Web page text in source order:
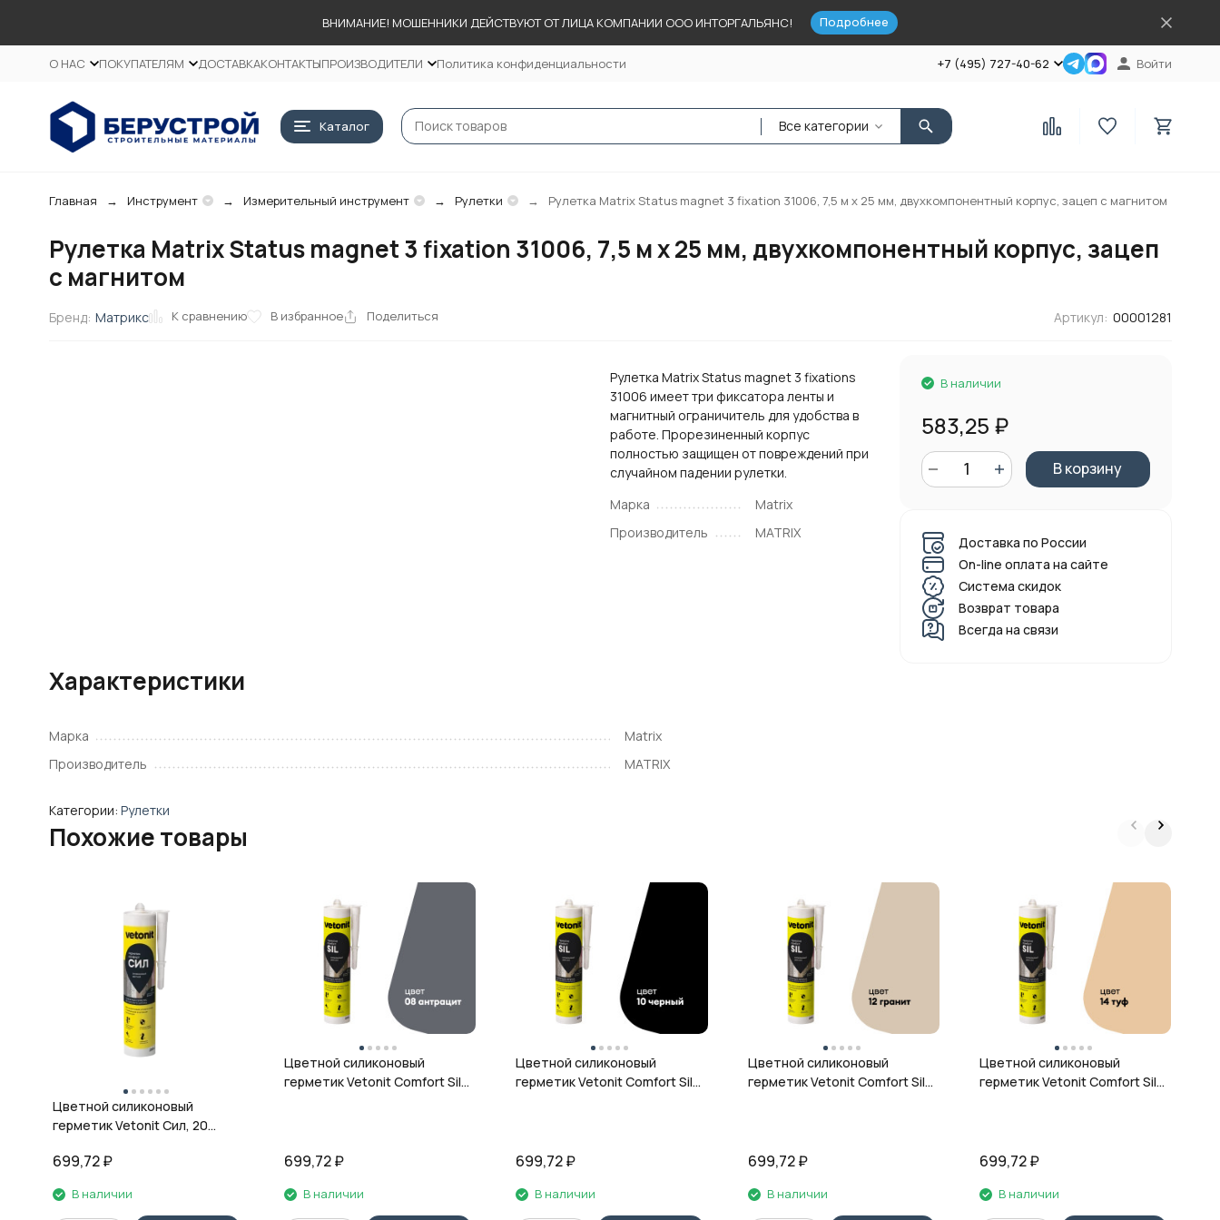
ВНИМАНИЕ! МОШЕННИКИ ДЕЙСТВУЮТ ОТ ЛИЦА КОМПАНИИ ООО ИНТОРГАЛЬЯНС! Подробнее
О НАС ПОКУПАТЕЛЯМ ДОСТАВКАКОНТАКТЫПРОИЗВОДИТЕЛИ Политика конфиденциальности +7 (495) 727-40-62 Войти
Каталог Все категории
Главная Инструмент Измерительный инструмент Рулетки Рулетка Matrix Status magnet 3 fixation 31006, 7,5 м х 25 мм, двухкомпонентный корпус, зацеп с магнитом
Рулетка Matrix Status magnet 3 fixation 31006, 7,5 м х 25 мм, двухкомпонентный корпус, зацеп
с магнитом
Бренд: Матрикс К сравнению В избранное Поделиться Артикул: 00001281
Рулетка Matrix Status magnet 3 fixations
31006 имеет три фиксатора ленты и
магнитный ограничитель для удобства в
работе. Прорезиненный корпус
полностью защищен от повреждений при
случайном падении рулетки.
Марка
Matrix
Производитель
MATRIX
В наличии
583,25 ₽
В корзину
Доставка по России
On-line оплата на сайте
Система скидок
Возврат товара
Всегда на связи
Характеристики
Марка
Matrix
Производитель
MATRIX
Категории: Рулетки
Похожие товары
Цветной силиконовый
герметик Vetonit Сил, 20
699,72 ₽
В наличии
Цветной силиконовый
герметик Vetonit Comfort Sil,
699,72₽
В наличии
Цветной силиконовый
герметик Vetonit Comfort Sil,
699,72₽
В наличии
Цветной силиконовый
герметик Vetonit Comfort Sil,
699,72₽
В наличии
Цветной силиконовый
герметик Vetonit Comfort Sil,
699,72₽
В наличии